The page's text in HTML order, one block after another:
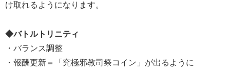
け取れるようになります。
◆バトルトリニティ
・バランス調整
・報酬更新＝「究極邪教司祭コイン」が出るように